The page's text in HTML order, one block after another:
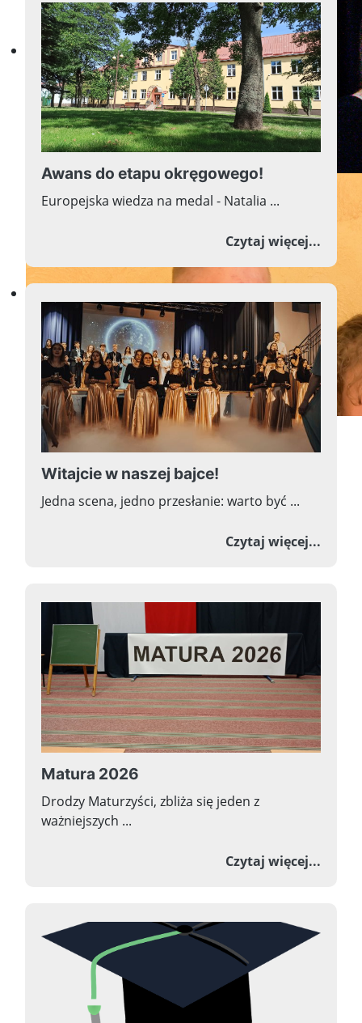
Dobry nauczyciel uderza w
Inwestycja w wiedzę
Awans do etapu okręgowego!
Europejska wiedza na medal - Natalia ...
Czytaj więcej...o
Witajcie w naszej bajce!
Jedna scena, jedno przesłanie: warto być ...
Czytaj więcej...o
Matura 2026
Drodzy Maturzyści, zbliża się jeden z
ważniejszych ...
Czytaj więcej...o